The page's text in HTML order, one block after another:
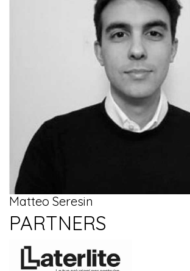
Matteo Seresin
PARTNERS